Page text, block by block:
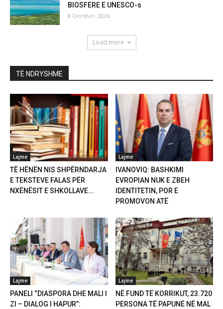
BIOSFERE E UNESCO-s
8 Qershor, 2026
Load more
TË NDRYSHME
Lajme
TË HËNËN NIS SHPËRNDARJA
E TEKSTEVE FALAS PËR
NXËNËSIT E SHKOLLAVE...
Lajme
IVANOVIQ: BASHKIMI
EVROPIAN NUK E ZBEH
IDENTITETIN, POR E
PROMOVON ATË
Lajme
PANELI “DIASPORA DHE MALI I
ZI – DIALOG I HAPUR”:
Lajme
NË FUND TË KORRIKUT, 23.720
PERSONA TË PAPUNË NË MAL